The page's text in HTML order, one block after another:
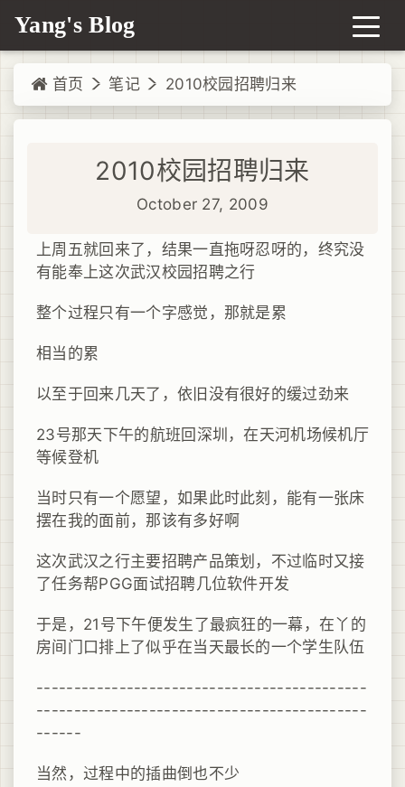
Yang's Blog
首页 笔记 2010校园招聘归来
2010校园招聘归来
October 27, 2009
上周五就回来了，结果一直拖呀忍呀的，终究没
有能奉上这次武汉校园招聘之行
整个过程只有一个字感觉，那就是累
相当的累
以至于回来几天了，依旧没有很好的缓过劲来
23号那天下午的航班回深圳，在天河机场候机厅
等候登机
当时只有一个愿望，如果此时此刻，能有一张床
摆在我的面前，那该有多好啊
这次武汉之行主要招聘产品策划，不过临时又接
了任务帮PGG面试招聘几位软件开发
于是，21号下午便发生了最疯狂的一幕，在丫的
房间门口排上了似乎在当天最长的一个学生队伍
--------------------------------------------
--------------------------------------------
------
当然，过程中的插曲倒也不少